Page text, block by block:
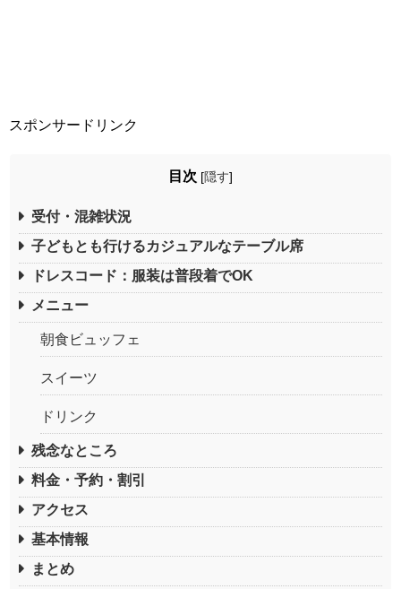
スポンサードリンク
目次 [隠す]
受付・混雑状況
子どもとも行けるカジュアルなテーブル席
ドレスコード：服装は普段着でOK
メニュー
朝食ビュッフェ
スイーツ
ドリンク
残念なところ
料金・予約・割引
アクセス
基本情報
まとめ